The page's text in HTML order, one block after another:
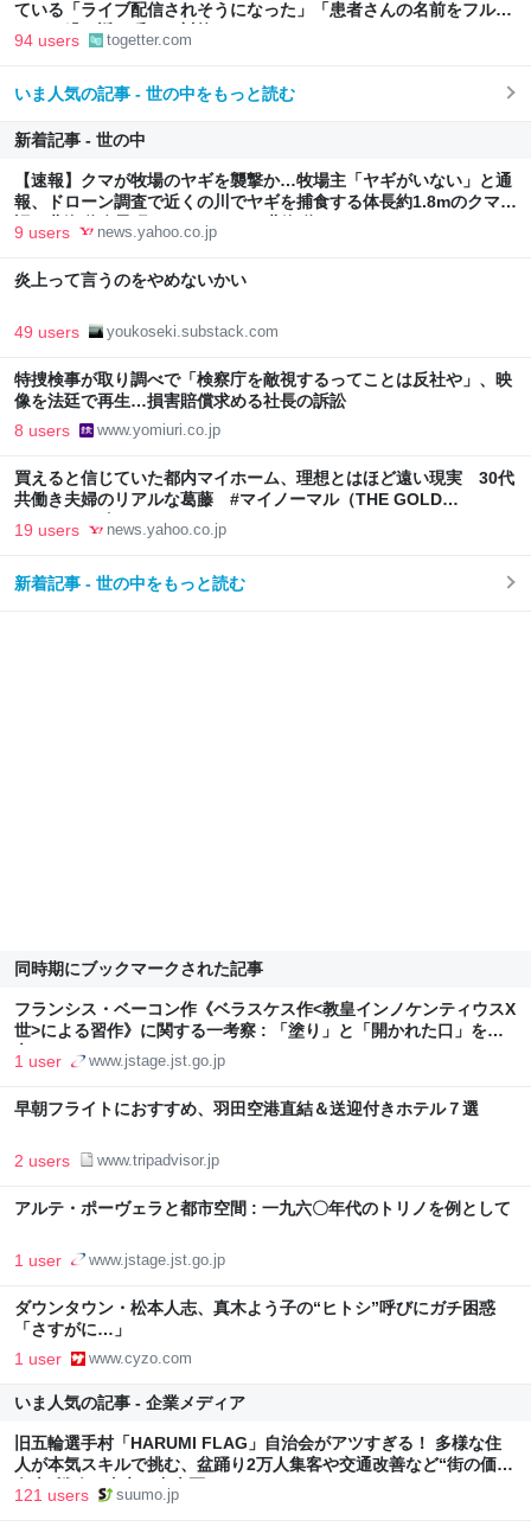
ている「ライブ配信されそうになった」「患者さんの名前をフルネ
ームで繰り返し呼んで対抗」
94 users togetter.com
いま人気の記事 - 世の中をもっと読む
新着記事 - 世の中
【速報】クマが牧場のヤギを襲撃か…牧場主「ヤギがいない」と通
報、ドローン調査で近くの川でヤギを捕食する体長約1.8mのクマ確
認 北海道八雲町（HBCニュース北海道） - Yahoo!ニュース
9 users news.yahoo.co.jp
炎上って言うのをやめないかい
49 users youkoseki.substack.com
特捜検事が取り調べで「検察庁を敵視するってことは反社や」、映
像を法廷で再生…損害賠償求める社長の訴訟
8 users www.yomiuri.co.jp
買えると信じていた都内マイホーム、理想とはほど遠い現実 30代
共働き夫婦のリアルな葛藤 #マイノーマル（THE GOLD
ONLINE（ゴールドオンライン）） - Yahoo!ニュース
19 users news.yahoo.co.jp
新着記事 - 世の中をもっと読む
同時期にブックマークされた記事
フランシス・ベーコン作《ベラスケス作<教皇インノケンティウスX
世>による習作》に関する一考察 : 「塗り」と「開かれた口」を中
心に
1 user www.jstage.jst.go.jp
早朝フライトにおすすめ、羽田空港直結＆送迎付きホテル７選
2 users www.tripadvisor.jp
アルテ・ポーヴェラと都市空間 : 一九六〇年代のトリノを例として
1 user www.jstage.jst.go.jp
ダウンタウン・松本人志、真木よう子の“ヒトシ”呼びにガチ困惑
「さすがに…」
1 user www.cyzo.com
いま人気の記事 - 企業メディア
旧五輪選手村「HARUMI FLAG」自治会がアツすぎる！ 多様な住
人が本気スキルで挑む、盆踊り2万人集客や交通改善など“街の価値
向上”戦略 東京・中央区
121 users suumo.jp